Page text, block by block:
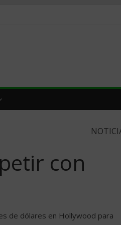
con
de dólares en Hollywood para